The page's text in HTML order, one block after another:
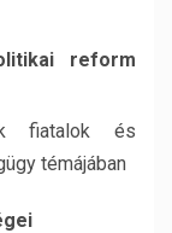
reform
fiatalok és
témájában